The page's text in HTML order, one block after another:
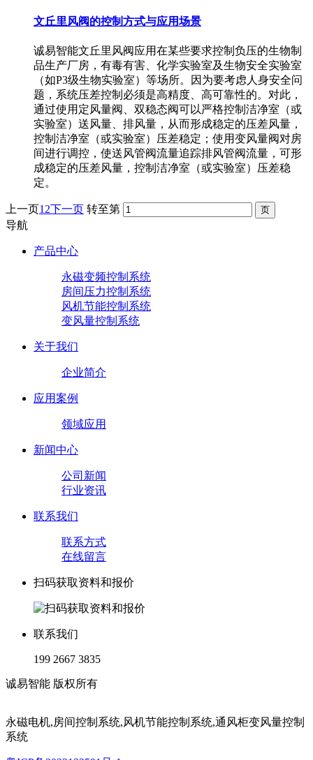
文丘里风阀的控制方式与应用场景
诚易智能文丘里风阀应用在某些要求控制负压的生物制
品生产厂房，有毒有害、化学实验室及生物安全实验室
（如P3级生物实验室）等场所。因为要考虑人身安全问
题，系统压差控制必须是高精度、高可靠性的。对此，
通过使用定风量阀、双稳态阀可以严格控制洁净室（或
实验室）送风量、排风量，从而形成稳定的压差风量，
控制洁净室（或实验室）压差稳定；使用变风量阀对房
间进行调控，使送风管阀流量追踪排风管阀流量，可形
成稳定的压差风量，控制洁净室（或实验室）压差稳
定。
上一页1 2下一页 转至第
导航
产品中心
永磁变频控制系统
房间压力控制系统
风机节能控制系统
变风量控制系统
关于我们
企业简介
应用案例
领域应用
新闻中心
公司新闻
行业资讯
联系我们
联系方式
在线留言
扫码获取资料和报价
联系我们
199 2667 3835
诚易智能 版权所有
永磁电机,房间控制系统,风机节能控制系统,通风柜变风量控制
系统